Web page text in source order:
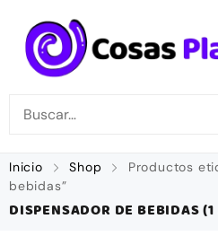
Inicio Shop
Productos
bebidas”
DISPENSADOR DE BEBIDAS